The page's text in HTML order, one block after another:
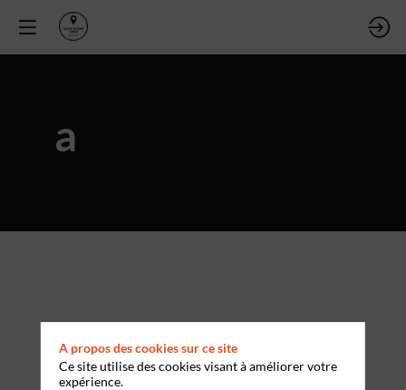
a
A propos des cookies sur ce site
Ce site utilise des cookies visant à améliorer votre
expérience.